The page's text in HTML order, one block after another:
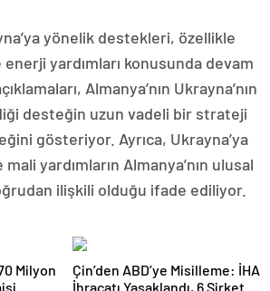
yönelik destekleri, özellikle
yardımları konusunda devam
Almanya’nın Ukrayna’nın
desteğin uzun vadeli bir strateji
gösteriyor. Ayrıca, Ukrayna’ya
yardımların Almanya’nın ulusal
ilişkili olduğu ifade ediliyor.
Milyon
Çin’den ABD’ye Misilleme: İHA
İhracatı Yasaklandı, 6 Şirket